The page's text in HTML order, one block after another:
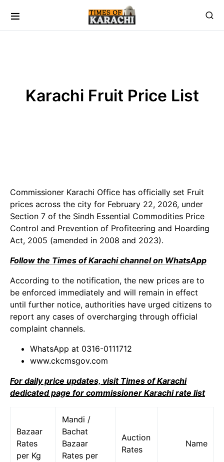
Karachi Fruit Price List
Commissioner Karachi Office has officially set Fruit
prices across the city for February 22, 2026, under
Section 7 of the Sindh Essential Commodities Price
Control and Prevention of Profiteering and Hoarding
Act, 2005 (amended in 2008 and 2023).
Follow the Times of Karachi channel on WhatsApp
According to the notification, the new prices are to
be enforced immediately and will remain in effect
until further notice, authorities have urged citizens to
report any cases of overcharging through official
complaint channels.
WhatsApp at 0316-0111712
www.ckcmsgov.com
For daily price updates, visit Times of Karachi
dedicated page for commissioner Karachi rate list
Bazaar
Rates
per Kg
Mandi /
Bachat
Bazaar
Rates per
Auction
Rates
Name